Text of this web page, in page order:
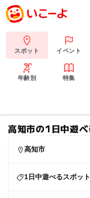
スポット イベント
年齢別 特集
高知市の1日中遊
高知市
1日中遊べるスポット